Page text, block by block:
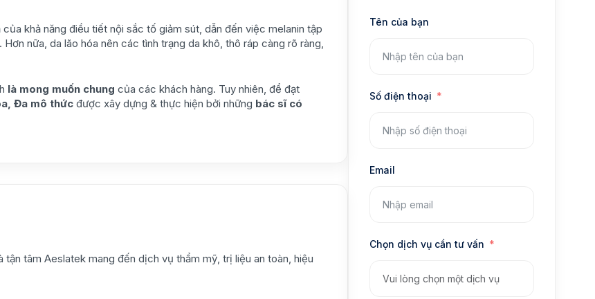
của khả năng điều tiết nội sắc tố giảm sút, dẫn đến việc melanin tập
nữa, da lão hóa nên các tình trạng da khô, thô ráp càng rõ ràng,
là mong muốn chung của các khách hàng. Tuy nhiên, để đạt
Đa mô thức được xây dựng & thực hiện bởi những bác sĩ có
tâm Aeslatek mang đến dịch vụ thẩm mỹ, trị liệu an toàn, hiệu
Tên của bạn
Số điện thoại
Email
Chọn dịch vụ cần tư vấn